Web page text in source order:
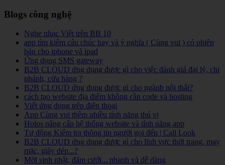
Blogs công nghệ
Nghe nhạc Việt trên BB 10
app tìm kiếm câu chúc hay và ý nghĩa ( Cùng vui ) có phiên
bản cho iphone và ipad
Ứng dụng SMS gateway
B2B CLOUD ứng dụng được gì cho việc đánh giá đại lý, chi
nhánh, cửa hàng ?
B2B CLOUD ứng dụng được gì cho ngành nội thất?
cách tạo website địa điểm không cần code và hosting
Viết ứng dụng trên điện thoại
App Cùng vui thêm nhiều tính năng thú vị
Holos nâng cấp hệ thống website và tính năng app
Tự động Kiểm tra thông tin người gọi đến | Call Look
B2B CLOUD ứng dụng được gì cho lĩnh vực thời trang, may
mặc, giày dép...?
Mời sinh nhật, đám cưới... nhanh và dễ dàng